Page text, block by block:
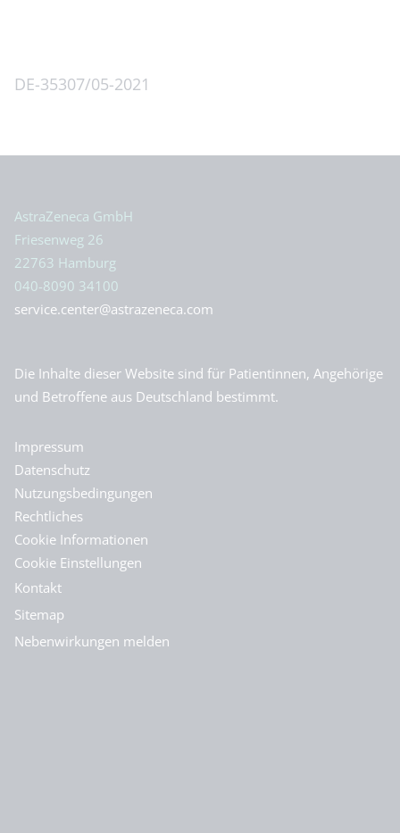
DE-35307/05-2021
AstraZeneca GmbH
Friesenweg 26
22763 Hamburg
040-8090 34100
service.center@astrazeneca.com
Die Inhalte dieser Website sind für Patientinnen, Angehörige
und Betroffene aus Deutschland bestimmt.
Impressum
Datenschutz
Nutzungsbedingungen
Rechtliches
Cookie Informationen
Cookie Einstellungen
Kontakt
Sitemap
Nebenwirkungen melden